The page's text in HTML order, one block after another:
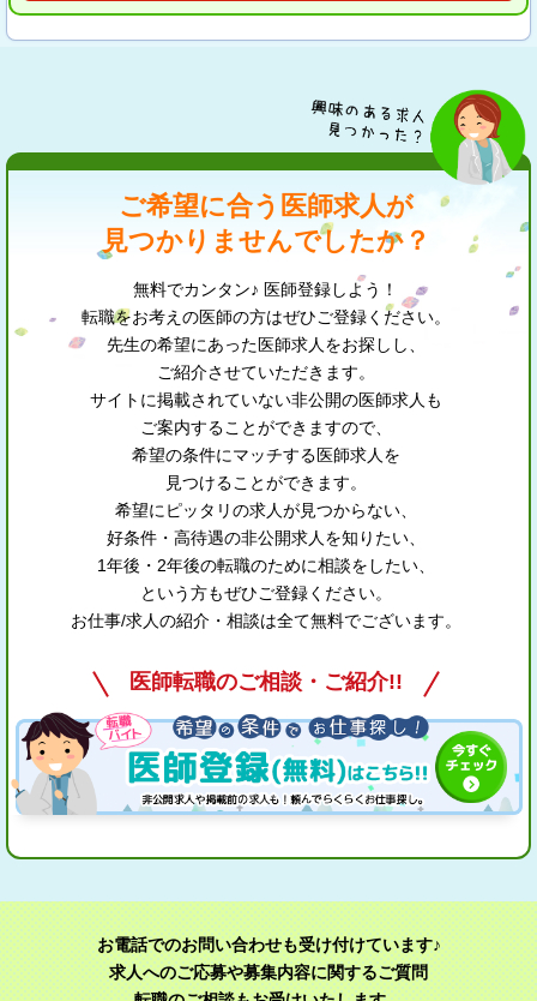
ご希望に合う医師求人が
見つかりませんでしたか？
無料でカンタン♪ 医師登録しよう！
転職をお考えの医師の方はぜひご登録ください。
先生の希望にあった医師求人をお探しし、
ご紹介させていただきます。
サイトに掲載されていない非公開の医師求人も
ご案内することができますので、
希望の条件にマッチする医師求人を
見つけることができます。
希望にピッタリの求人が見つからない、
好条件・高待遇の非公開求人を知りたい、
1年後・2年後の転職のために相談をしたい、
という方もぜひご登録ください。
お仕事/求人の紹介・相談は全て無料でございます。
医師転職のご相談・ご紹介!!
お電話でのお問い合わせも受け付けています♪
求人へのご応募や募集内容に関するご質問